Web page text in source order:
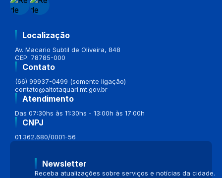
Localização
Av. Macario Subtil de Oliveira, 848
CEP: 78785-000
Contato
(66) 99937-0499 (somente ligação)
contato@altotaquari.mt.gov.br
Atendimento
Das 07:30hs às 11:30hs - 13:00h às 17:00h
CNPJ
01.362.680/0001-56
Newsletter
Receba atualizações sobre serviços e notícias da cidade.